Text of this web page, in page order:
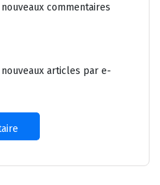
commentaires
articles par e-